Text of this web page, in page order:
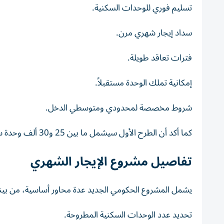
تسليم فوري للوحدات السكنية.
سداد إيجار شهري مرن.
فترات تعاقد طويلة.
إمكانية تملك الوحدة مستقبلاً.
شروط مخصصة لمحدودي ومتوسطي الدخل.
كما أكد أن الطرح الأول سيشمل ما بين 25 و30 ألف وحدة سكنية في عدد من المحافظات.
تفاصيل مشروع الإيجار الشهري
يشمل المشروع الحكومي الجديد عدة محاور أساسية، من
تحديد عدد الوحدات السكنية المطروحة.